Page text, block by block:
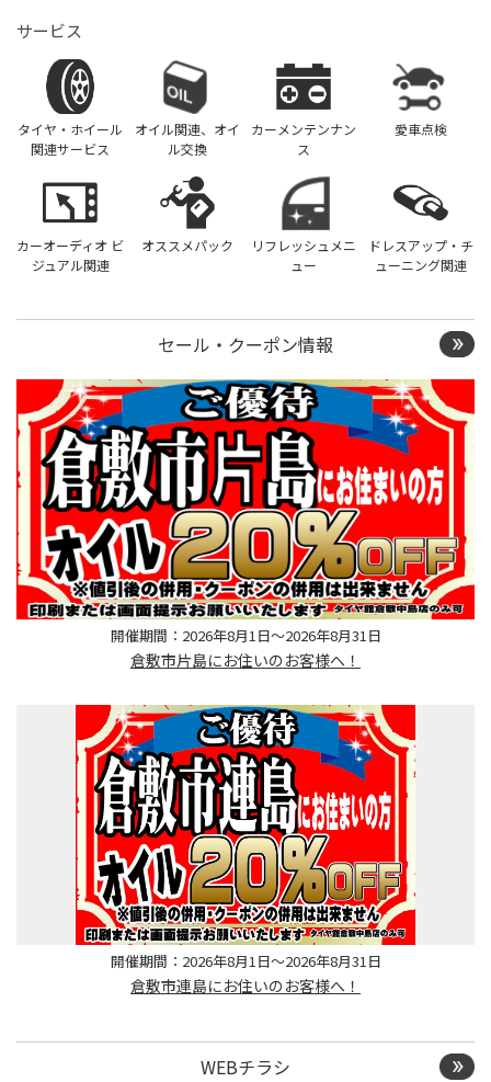
サービス
タイヤ・ホイール
関連サービス
オイル関連、オイ
ル交換
カーメンテンナン
ス
愛車点検
カーオーディオ ビ
ジュアル関連
オススメパック
リフレッシュメニ
ュー
ドレスアップ・チ
ューニング関連
セール・クーポン情報
開催期間：2026年8月1日～2026年8月31日
倉敷市片島にお住いのお客様へ！
開催期間：2026年8月1日～2026年8月31日
倉敷市連島にお住いのお客様へ！
WEBチラシ